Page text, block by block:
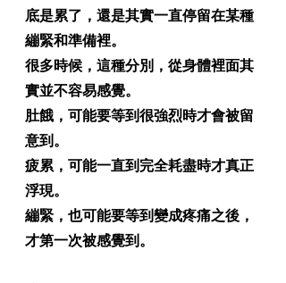
底是累了，還是其實一直停留在某種
繃緊和準備裡。
很多時候，這種分別，從身體裡面其
實並不容易感覺。
肚餓，可能要等到很強烈時才會被留
意到。
疲累，可能一直到完全耗盡時才真正
浮現。
繃緊，也可能要等到變成疼痛之後，
才第一次被感覺到。